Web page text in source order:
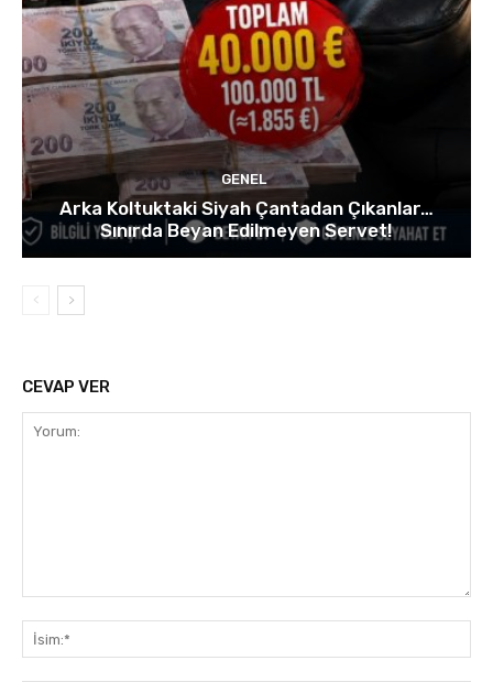
GENEL
Arka Koltuktaki Siyah Çantadan Çıkanlar…
Sınırda Beyan Edilmeyen Servet!
CEVAP VER